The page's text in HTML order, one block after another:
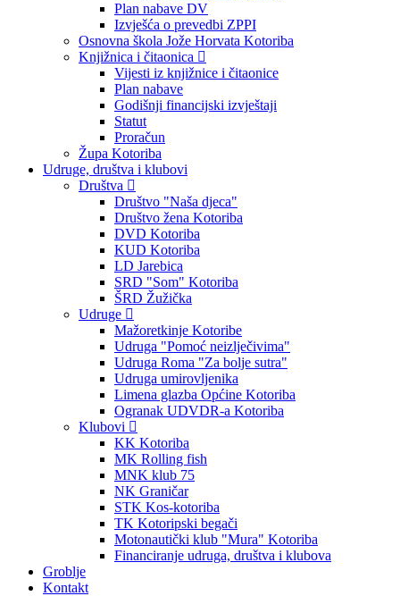
Plan nabave DV
Izvješća o prevedbi ZPPI
Osnovna škola Jože Horvata Kotoriba
Knjižnica i čitaonica
Vijesti iz knjižnice i čitaonice
Plan nabave
Godišnji financijski izvještaji
Statut
Proračun
Župa Kotoriba
Udruge, društva i klubovi
Društva
Društvo "Naša djeca"
Društvo žena Kotoriba
DVD Kotoriba
KUD Kotoriba
LD Jarebica
SRD "Som" Kotoriba
ŠRD Žužička
Udruge
Mažoretkinje Kotoribe
Udruga "Pomoć neizlječivima"
Udruga Roma "Za bolje sutra"
Udruga umirovljenika
Limena glazba Općine Kotoriba
Ogranak UDVDR-a Kotoriba
Klubovi
KK Kotoriba
MK Rolling fish
MNK klub 75
NK Graničar
STK Kos-kotoriba
TK Kotoripski begači
Motonautički klub "Mura" Kotoriba
Financiranje udruga, društva i klubova
Groblje
Kontakt